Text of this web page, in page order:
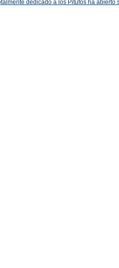
dedicado a los Pitufos ha abierto